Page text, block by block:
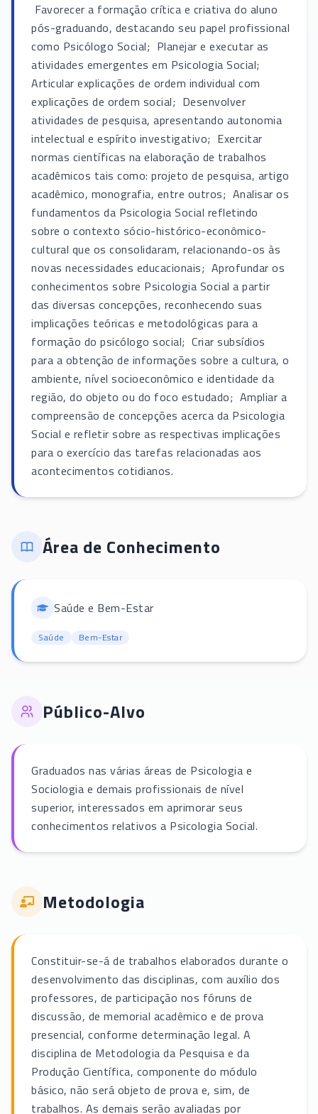
 Favorecer a formação crítica e criativa do aluno
pós-graduando, destacando seu papel profissional
como Psicólogo Social;  Planejar e executar as
atividades emergentes em Psicologia Social; 
Articular explicações de ordem individual com
explicações de ordem social;  Desenvolver
atividades de pesquisa, apresentando autonomia
intelectual e espírito investigativo;  Exercitar
normas científicas na elaboração de trabalhos
acadêmicos tais como: projeto de pesquisa, artigo
acadêmico, monografia, entre outros;  Analisar os
fundamentos da Psicologia Social refletindo
sobre o contexto sócio-histórico-econômico-
cultural que os consolidaram, relacionando-os às
novas necessidades educacionais;  Aprofundar os
conhecimentos sobre Psicologia Social a partir
das diversas concepções, reconhecendo suas
implicações teóricas e metodológicas para a
formação do psicólogo social;  Criar subsídios
para a obtenção de informações sobre a cultura, o
ambiente, nível socioeconômico e identidade da
região, do objeto ou do foco estudado;  Ampliar a
compreensão de concepções acerca da Psicologia
Social e refletir sobre as respectivas implicações
para o exercício das tarefas relacionadas aos
acontecimentos cotidianos.
Área de Conhecimento
Saúde e Bem-Estar
Saúde Bem-Estar
Público-Alvo
Graduados nas várias áreas de Psicologia e
Sociologia e demais profissionais de nível
superior, interessados em aprimorar seus
conhecimentos relativos a Psicologia Social.
Metodologia
Constituir-se-á de trabalhos elaborados durante o
desenvolvimento das disciplinas, com auxílio dos
professores, de participação nos fóruns de
discussão, de memorial acadêmico e de prova
presencial, conforme determinação legal. A
disciplina de Metodologia da Pesquisa e da
Produção Científica, componente do módulo
básico, não será objeto de prova e, sim, de
trabalhos. As demais serão avaliadas por